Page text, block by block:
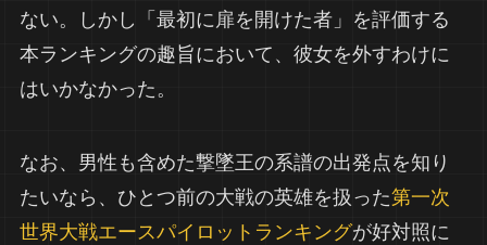
ない。しかし「最初に扉を開けた者」を評価する
本ランキングの趣旨において、彼女を外すわけに
はいかなかった。
なお、男性も含めた撃墜王の系譜の出発点を知り
たいなら、ひとつ前の大戦の英雄を扱った第一次
世界大戦エースパイロットランキングが好対照に